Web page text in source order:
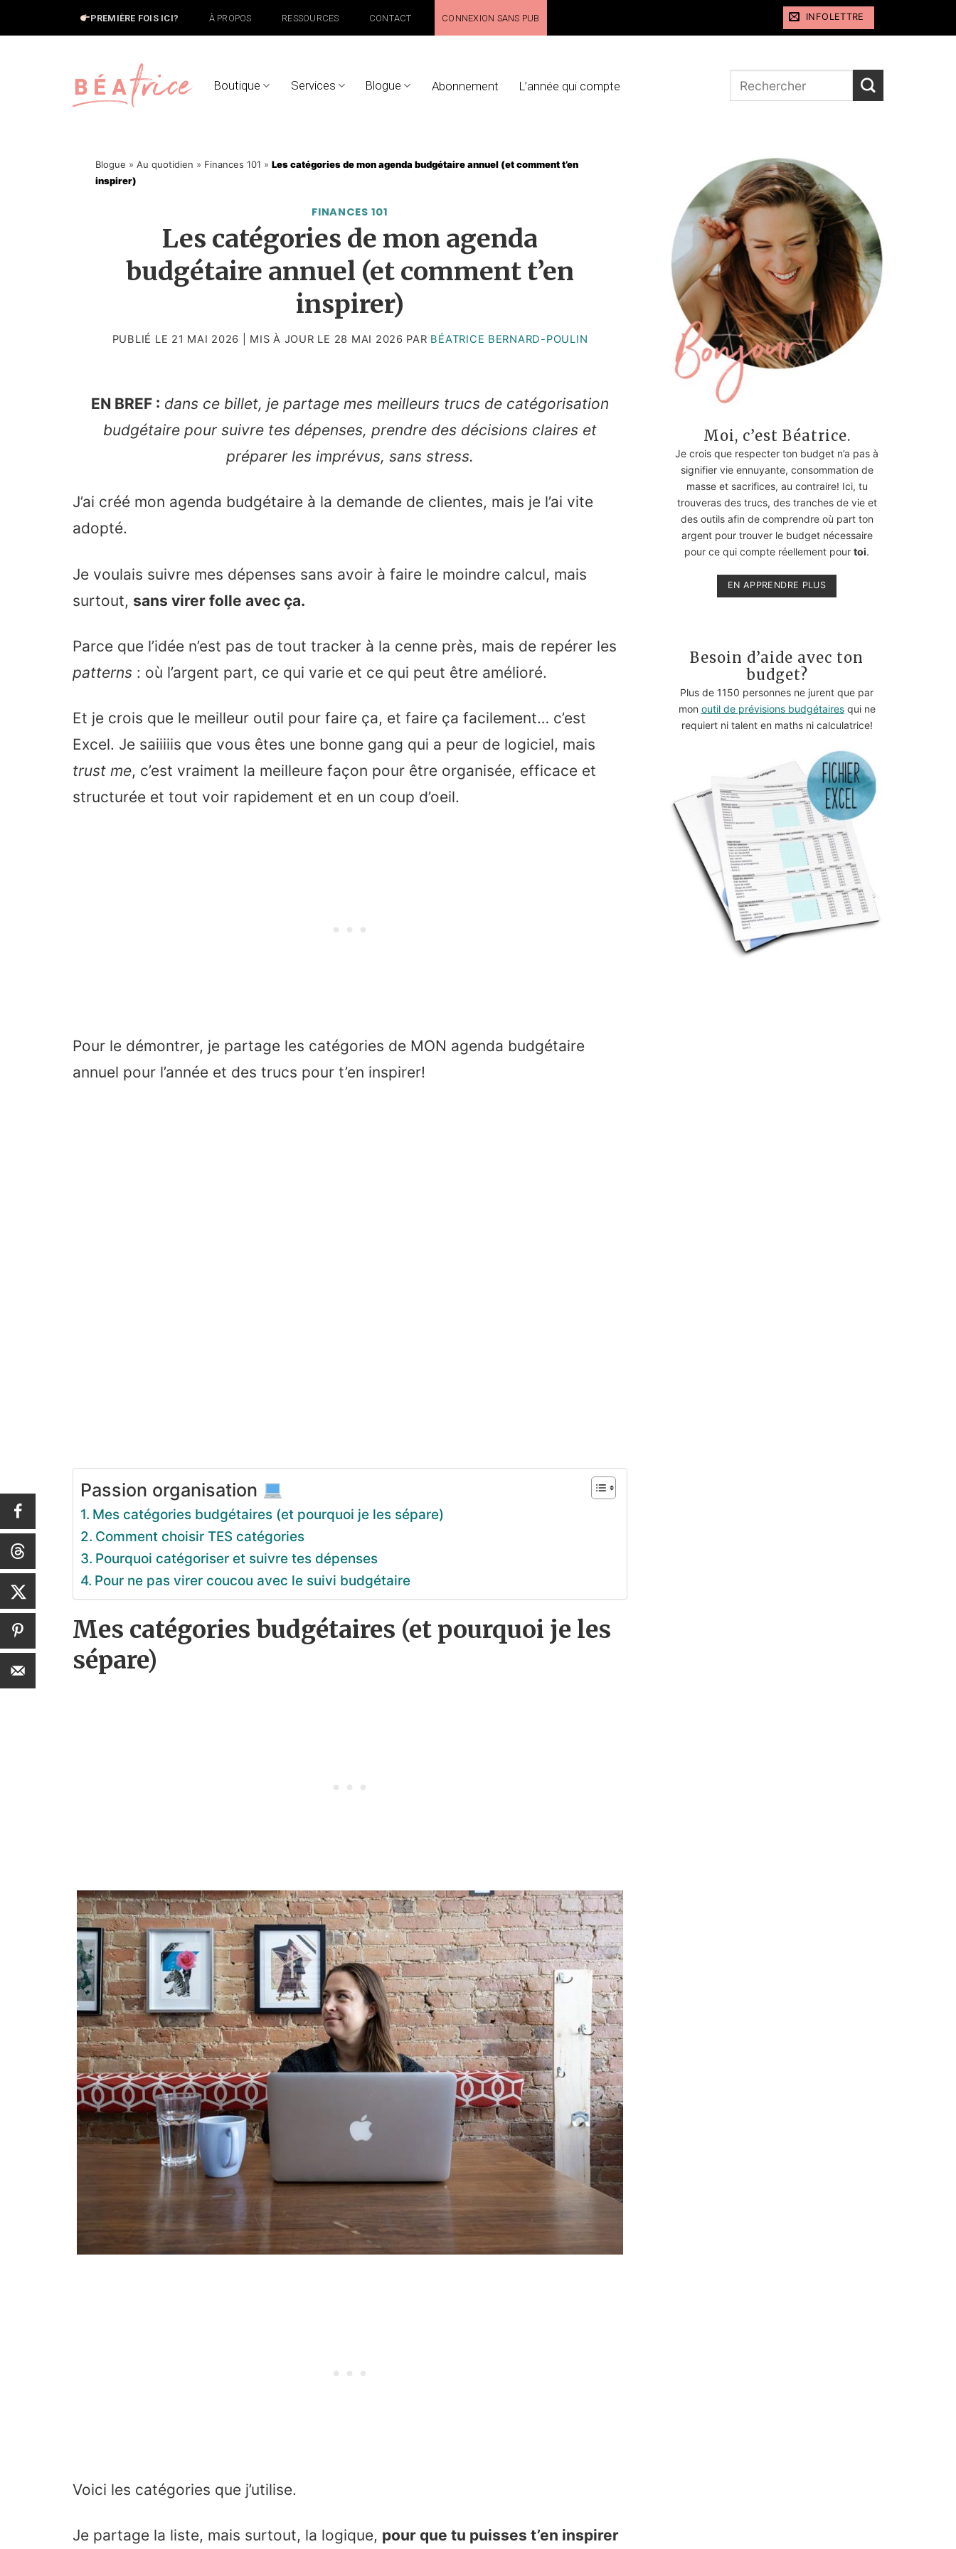
to
PREMIÈRE FOIS ICI? À PROPOS RESSOURCES CONTACT CONNEXION SANS PUB INFOLETTRE
Boutique Services Blogue Abonnement L’année qui compte
Blogue » Au quotidien » Finances 101 » Les catégories de mon agenda budgétaire annuel (et comment t’en
inspirer)
FINANCES 101
Les catégories de mon agenda
budgétaire annuel (et comment t’en
inspirer)
PUBLIÉ LE 21 MAI 2026 | MIS À JOUR LE 28 MAI 2026 PAR BÉATRICE BERNARD-POULIN
EN BREF : dans ce billet, je partage mes meilleurs trucs de catégorisation
budgétaire pour suivre tes dépenses, prendre des décisions claires et
préparer les imprévus, sans stress.
J’ai créé mon agenda budgétaire à la demande de clientes, mais je l’ai vite
adopté.
Je voulais suivre mes dépenses sans avoir à faire le moindre calcul, mais
surtout, sans virer folle avec ça.
Parce que l’idée n’est pas de tout tracker à la cenne près, mais de repérer les
patterns : où l’argent part, ce qui varie et ce qui peut être amélioré.
Et je crois que le meilleur outil pour faire ça, et faire ça facilement… c’est
Excel. Je saiiiiis que vous êtes une bonne gang qui a peur de logiciel, mais
trust me, c’est vraiment la meilleure façon pour être organisée, efficace et
structurée et tout voir rapidement et en un coup d’oeil.
Pour le démontrer, je partage les catégories de MON agenda budgétaire
annuel pour l’année et des trucs pour t’en inspirer!
Passion organisation
Mes catégories budgétaires (et pourquoi je les sépare)
Comment choisir TES catégories
Pourquoi catégoriser et suivre tes dépenses
Pour ne pas virer coucou avec le suivi budgétaire
Mes catégories budgétaires (et pourquoi je les
sépare)
Voici les catégories que j’utilise.
Je partage la liste, mais surtout, la logique, pour que tu puisses t’en inspirer
Moi, c’est Béatrice.
Je crois que respecter ton budget n’a pas à
signifier vie ennuyante, consommation de
masse et sacrifices, au contraire! Ici, tu
trouveras des trucs, des tranches de vie et
des outils afin de comprendre où part ton
argent pour trouver le budget nécessaire
pour ce qui compte réellement pour toi.
EN APPRENDRE PLUS
Besoin d’aide avec ton
budget?
Plus de 1150 personnes ne jurent que par
mon outil de prévisions budgétairesqui ne
requiert ni talent en maths ni calculatrice!